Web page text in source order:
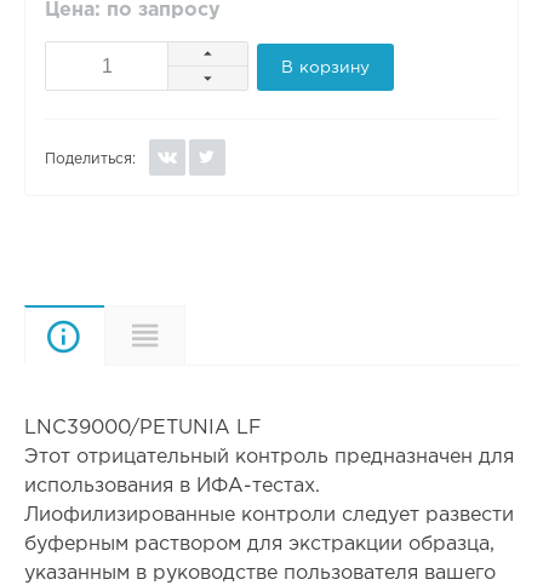
Цена: по запросу
В корзину
Поделиться:
Описание
LNC39000/PETUNIA LF
Этот отрицательный контроль предназначен для
использования в ИФА-тестах.
Лиофилизированные контроли следует развести
буферным раствором для экстракции образца,
указанным в руководстве пользователя вашего